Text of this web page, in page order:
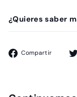
¿Quieres saber
Compartir